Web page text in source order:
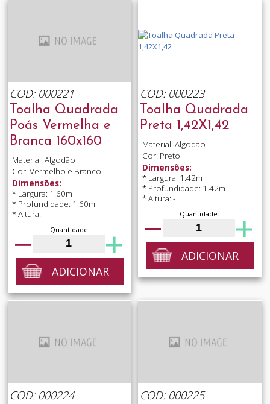
COD: 000221
Toalha Quadrada
Poás Vermelha e
Branca 160x160
Material: Algodão
Cor: Vermelho e Branco
Dimensões:
* Largura: 1.60m
* Profundidade: 1.60m
* Altura: -
Quantidade:
ADICIONAR
COD: 000223
Toalha Quadrada
Preta 1,42X1,42
Material: Algodão
Cor: Preto
Dimensões:
* Largura: 1.42m
* Profundidade: 1.42m
* Altura: -
Quantidade:
ADICIONAR
COD: 000224 COD: 000225